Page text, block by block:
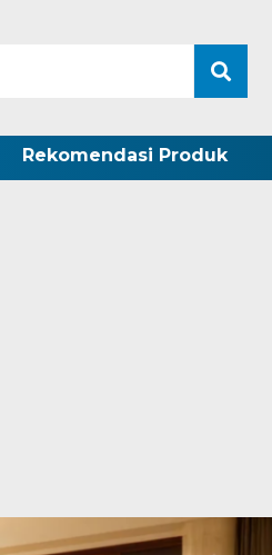
Rekomendasi Produk